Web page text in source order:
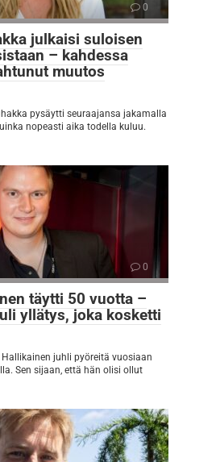
0
julkaisi suloisen
– kahdessa
muutos
pysäytti seuraajansa jakamalla
nopeasti aika todella kuluu.
0
täytti 50 vuotta –
yllätys, joka kosketti
juhli pyöreitä vuosiaan
Sen sijaan, että hän olisi ollut